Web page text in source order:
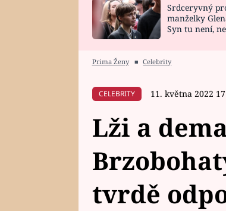
HOROSKOP NA
VAŘENÍ
Srdceryvný
manželky
Syn tu není,
Prima Ženy ■ Celebrity
CELEBRITY 11. května 2022
Lži a
tvrdě